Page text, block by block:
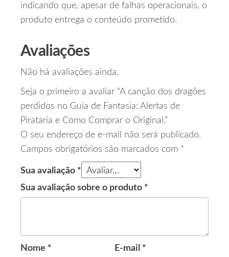
indicando que, apesar de falhas operacionais, o
produto entrega o conteúdo prometido.
Avaliações
Não há avaliações ainda.
Seja o primeiro a avaliar “A canção dos dragões
perdidos no Guia de Fantasia: Alertas de
Pirataria e Como Comprar o Original.”
O seu endereço de e-mail não será publicado.
Campos obrigatórios são marcados com *
Sua avaliação *
Sua avaliação sobre o produto *
Nome * E-mail *